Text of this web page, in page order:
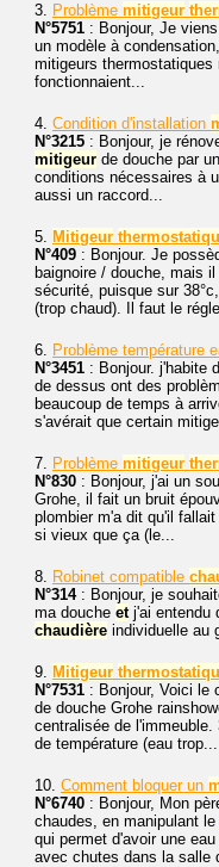
3. Problème mitigeur
N°5751 : Bonjour, Je
un modèle à
mitigeurs thermostatiques
fonctionnaient...
4. Condition d'installation
N°3215 : Bonjour, je
mitigeur de douche par un
conditions nécessaires à
aussi un raccord...
5. Mitigeur
N°409 : Bonjour. Je
baignoire / douche, mais
sécurité, puisque sur
(trop chaud). Il faut le
6. Problème température
N°3451 : Bonjour. j'habite
de dessus ont des
beaucoup de temps à
s'avérait que certain
7. Problème mitigeur
N°830 : Bonjour, j'ai un
Grohe, il fait un bruit
plombier m'a dit qu'il
si vieux que ça (le...
8. Robinet compatible
N°314: Bonjour, je
ma douche etj'ai entendu
chaudière individuelle au
9. Mitigeur
N°7531 : Bonjour, Voici le
de douche Grohe
centralisée de
de température (eau trop...
10. Comment bloquer un
N°6740 : Bonjour, Mon
chaudes, en manipulant le
qui permet d'avoir une
avec chutes dans la salle